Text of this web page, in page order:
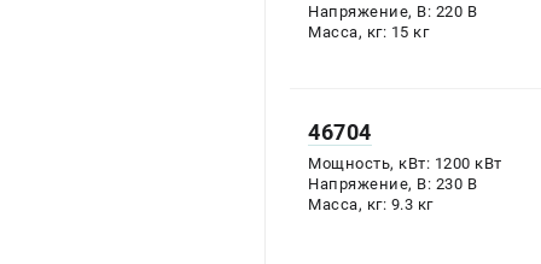
Напряжение, В: 220 В
Масса, кг: 15 кг
46704
Мощность, кВт: 1200 кВт
Напряжение, В: 230 В
Масса, кг: 9.3 кг